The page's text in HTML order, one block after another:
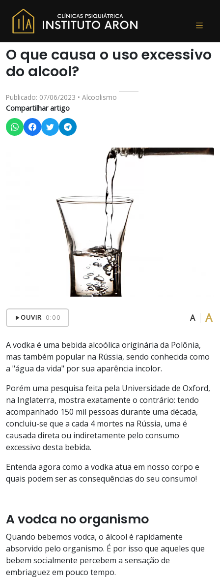
O que causa o uso excessivo
do alcool?
Publicado: 07/06/2023 • Alcoolismo
Compartilhar artigo
OUVIR 0:00 A A
A vodka é uma bebida alcoólica originária da Polônia,
mas também popular na Rússia, sendo conhecida como
a "água da vida" por sua aparência incolor.
Porém uma pesquisa feita pela Universidade de Oxford,
na Inglaterra, mostra exatamente o contrário: tendo
acompanhado 150 mil pessoas durante uma década,
concluiu-se que a cada 4 mortes na Rússia, uma é
causada direta ou indiretamente pelo consumo
excessivo desta bebida.
Entenda agora como a vodka atua em nosso corpo e
quais podem ser as consequências do seu consumo!
A vodca no organismo
Quando bebemos vodca, o álcool é rapidamente
absorvido pelo organismo. É por isso que aqueles que
bebem socialmente percebem a sensação de
embriaguez em pouco tempo.